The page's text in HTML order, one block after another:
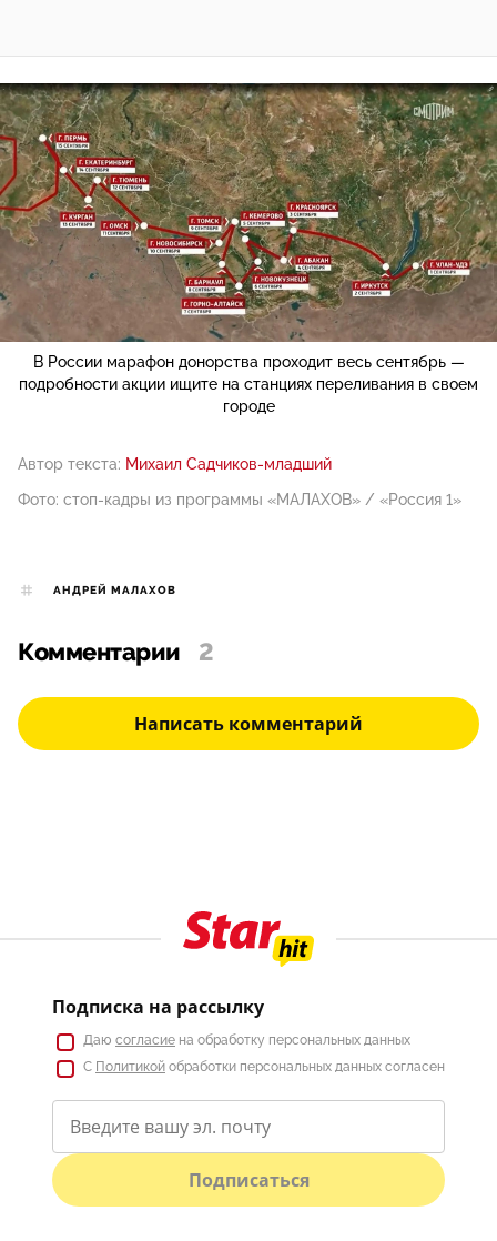
В России марафон донорства проходит весь сентябрь —
подробности акции ищите на станциях переливания в своем
городе
Автор текста: Михаил Садчиков-младший
Фото: стоп-кадры из программы «МАЛАХОВ» / «Россия 1»
АНДРЕЙ МАЛАХОВ
Комментарии 2
Написать комментарий
Подписка на рассылку
Даю согласие на обработку персональных данных
С Политикой обработки персональных данных согласен
Подписаться